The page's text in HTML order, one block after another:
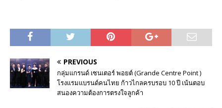
PREVIOUS
กลุ่มแกรนด์ เซนเตอร์ พอยต์ (Grande Centre Point )
โรงแรมแบรนด์คนไทย ก้าวไกลครบรอบ 10 ปี เน้นตอบ
สนองความต้องการตรงใจลูกค้า